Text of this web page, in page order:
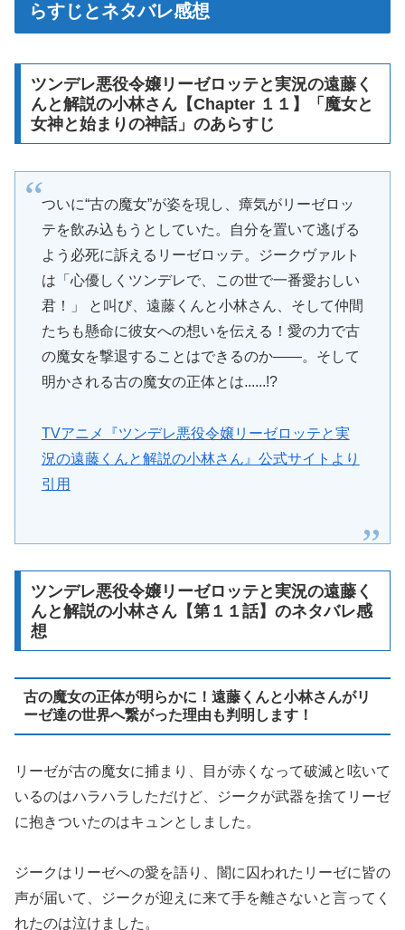
らすじとネタバレ感想
ツンデレ悪役令嬢リーゼロッテと実況の遠藤く
んと解説の小林さん【Chapter １１】「魔女と
女神と始まりの神話」のあらすじ
ついに“古の魔女”が姿を現し、瘴気がリーゼロッ
テを飲み込もうとしていた。自分を置いて逃げる
よう必死に訴えるリーゼロッテ。ジークヴァルト
は「心優しくツンデレで、この世で一番愛おしい
君！」 と叫び、遠藤くんと小林さん、そして仲間
たちも懸命に彼女への想いを伝える！愛の力で古
の魔女を撃退することはできるのか――。そして
明かされる古の魔女の正体とは......!?
TVアニメ『ツンデレ悪役令嬢リーゼロッテと実
況の遠藤くんと解説の小林さん』公式サイトより
引用
ツンデレ悪役令嬢リーゼロッテと実況の遠藤く
んと解説の小林さん【第１１話】のネタバレ感
想
古の魔女の正体が明らかに！遠藤くんと小林さんがリ
ーゼ達の世界へ繋がった理由も判明します！
リーゼが古の魔女に捕まり、目が赤くなって破滅と呟いて
いるのはハラハラしただけど、ジークが武器を捨てリーゼ
に抱きついたのはキュンとしました。
ジークはリーゼへの愛を語り、闇に囚われたリーゼに皆の
声が届いて、ジークが迎えに来て手を離さないと言ってく
れたのは泣けました。